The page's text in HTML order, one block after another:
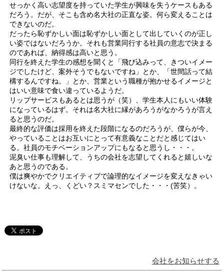
せっかく高い志望度を持っていた学生が興味を失うケースもある
だろう。だが、そこも含め名大社の正直な姿。何ら変えることは
できないのだ。
だったら恥ずかしい面は恥ずかしい面として出していくのが正し
い姿ではないだろうか。それも営業同行する社員の意志で決まる
のであれば、納得感は高いと思う。
同行を終えた学生の感想を聞くと「飛び込みって、きついイメー
ジでしたけど、案外そうでもないですね」とか、「世間話って結
構するんですね。」とか、営業という職種が抱かせるイメージと
はいい意味で食い違っているようだ。
リップサービスもあるとは思うが（笑）、学生本人にもいい体験
になっているはず。それは名大社に縁があろうがなかろうが言え
ると思うのだ。
最終的な評価は採用を終えた段階になるのだろうが、僕らが今、
やっていることはお互いにとって有意義なことだと感じてはい
る。社員のモチベーションアップにもなると思うし・・・。
泥臭い仕事も理解して、うちの会社を志望してくれると嬉しいな
あと思うのである。
僕は爽やかでクリエイティブで論理的なイメージを変えなきゃい
けないな。えっ、くどい？スミマセンでした・・・(苦笑）。
会社をお知らせする